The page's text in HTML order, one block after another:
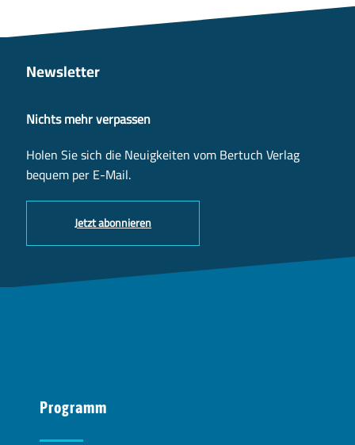
Newsletter
Nichts mehr verpassen
Holen Sie sich die Neuigkeiten vom Bertuch Verlag
bequem per E-Mail.
Jetzt abonnieren
Programm